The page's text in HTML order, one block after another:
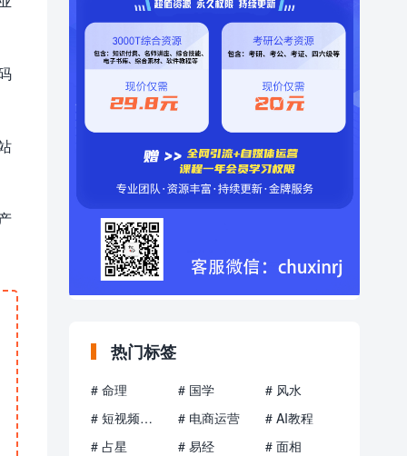
热门标签
# 命理 # 国学
# 风水
# 短视频运营
# 电商运营
# AI教程
# 占星
# 易经
# 面相